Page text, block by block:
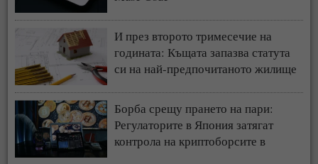
И през второто тримесечие на
годината: Къщата запазва статута
си на най-предпочитаното жилище
Борба срещу прането на пари:
Регулаторите в Япония затягат
контрола на криптоборсите в